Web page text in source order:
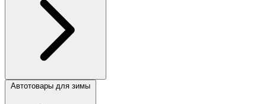
Автотовары для зимы